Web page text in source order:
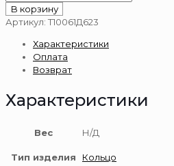
товара
Кольцо
пробы
В корзину
Артикул: Т10061Д623
Характеристики
Оплата
Возврат
Характеристики
Вес Н/Д
Тип изделия Кольцо